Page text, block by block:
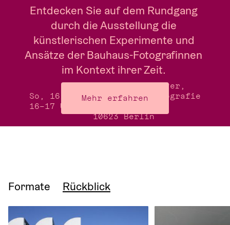
Entdecken Sie auf dem Rundgang
durch die Ausstellung die
künstlerischen Experimente und
Ansätze der Bauhaus-Fotografinnen
im Kontext ihrer Zeit.
So, 16.8.26
16–17 Uhr
Treffpunkt: Foyer,
Museum für Fotografie
10623 Berlin
Mehr erfahren
Formate Rückblick